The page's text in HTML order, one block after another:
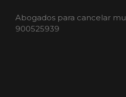
Abogados para cancelar
900525939